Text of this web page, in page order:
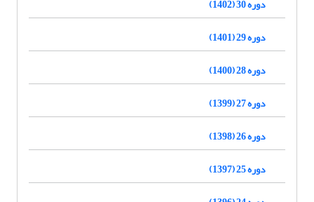
دوره 30 (1402)
دوره 29 (1401)
دوره 28 (1400)
دوره 27 (1399)
دوره 26 (1398)
دوره 25 (1397)